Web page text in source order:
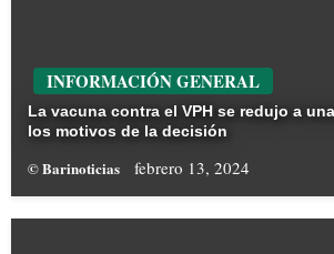
INFORMACIÓN GENERAL
La vacuna contra el VPH se redujo a
los motivos de la decisión
© Barinoticias febrero 13, 2024